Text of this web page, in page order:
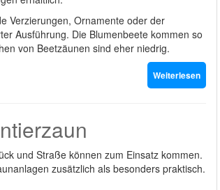
Verzierungen, Ornamente oder der
Ausführung. Die Blumenbeete kommen so
von Beetzäunen sind eher niedrig.
Weiterlesen
und Straße können zum Einsatz kommen.
zusätzlich als besonders praktisch.